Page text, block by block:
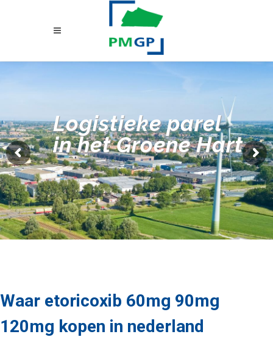
Logistieke parel
in het Groene Hart
Waar etoricoxib 60mg 90mg
120mg kopen in nederland